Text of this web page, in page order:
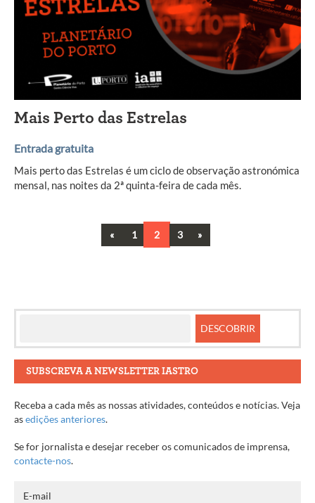
Mais Perto das Estrelas
Entrada gratuita
Mais perto das Estrelas é um ciclo de observação astronómica
mensal, nas noites da 2ª quinta-feira de cada mês.
Navegação
artigos
« Previous
1 2 3 Next
»
SUBSCREVA A NEWSLETTER IASTRO
Receba a cada mês as nossas atividades, conteúdos e notícias. Veja
asedições anteriores.
Se for jornalista e desejar receber os comunicados de imprensa,
contacte-nos.
E-mail